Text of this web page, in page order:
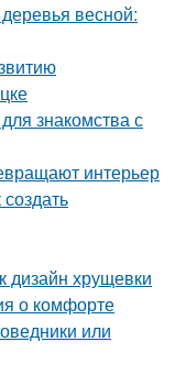
весной:
знакомства с
интерьер
дизайн хрущевки
о комфорте
или